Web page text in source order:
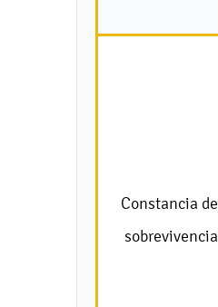
Constancia de
sobrevivencia